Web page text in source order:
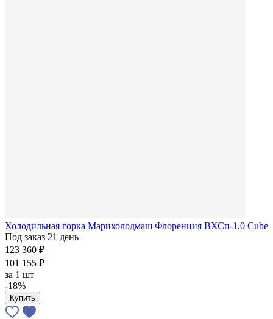
Холодильная горка Марихолодмаш Флоренция ВХСп-1,0 Cube
Под заказ 21 день
123 360 ₽
101 155 ₽
за 1 шт
-18%
Купить